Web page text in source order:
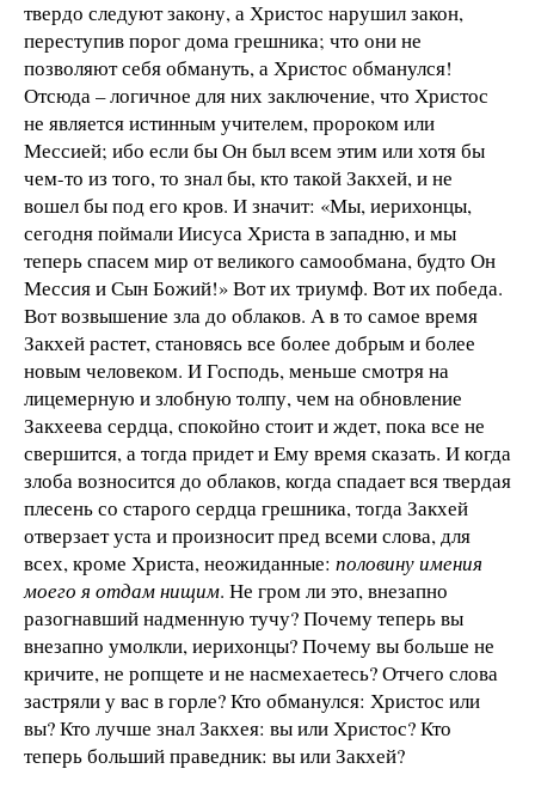
твердо следуют закону, а Христос нарушил закон,
переступив порог дома грешника; что они не
позволяют себя обмануть, а Христос обманулся!
Отсюда – логичное для них заключение, что Христос
не является истинным учителем, пророком или
Мессией; ибо если бы Он был всем этим или хотя бы
чем-то из того, то знал бы, кто такой Закхей, и не
вошел бы под его кров. И значит: «Мы, иерихонцы,
сегодня поймали Иисуса Христа в западню, и мы
теперь спасем мир от великого самообмана, будто Он
Мессия и Сын Божий!» Вот их триумф. Вот их победа.
Вот возвышение зла до облаков. А в то самое время
Закхей растет, становясь все более добрым и более
новым человеком. И Господь, меньше смотря на
лицемерную и злобную толпу, чем на обновление
Закхеева сердца, спокойно стоит и ждет, пока все не
свершится, а тогда придет и Ему время сказать. И когда
злоба возносится до облаков, когда спадает вся твердая
плесень со старого сердца грешника, тогда Закхей
отверзает уста и произносит пред всеми слова, для
всех, кроме Христа, неожиданные: половину имения
моего я отдам нищим. Не гром ли это, внезапно
разогнавший надменную тучу? Почему теперь вы
внезапно умолкли, иерихонцы? Почему вы больше не
кричите, не ропщете и не насмехаетесь? Отчего слова
застряли у вас в горле? Кто обманулся: Христос или
вы? Кто лучше знал Закхея: вы или Христос? Кто
теперь больший праведник: вы или Закхей?